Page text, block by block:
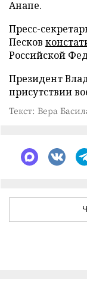
Анапе.
Пресс-
Песков
Российской
Президент
присутствии
Текст: Вера